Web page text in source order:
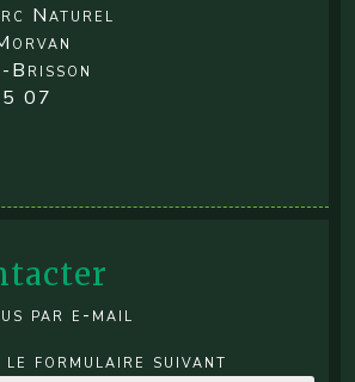
Naturel
Brisson
07
par e-mail
le formulaire suivant